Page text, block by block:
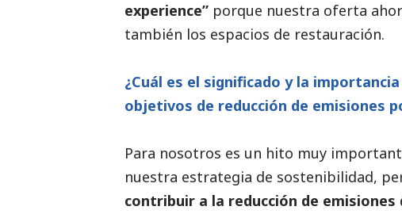
experience” porque nuestra oferta
también los espacios de restauración.
¿Cuál es el significado y la
objetivos de reducción de emisiones
Para nosotros es un hito muy
nuestra estrategia de sostenibilidad,
contribuir a la reducción de